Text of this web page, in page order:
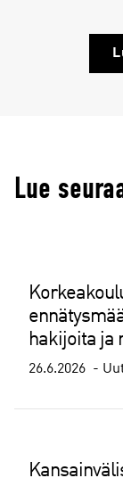
Lue
hakijoita ja
26.6.2026